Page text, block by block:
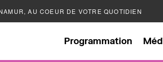
, AU COEUR DE VOTRE QUOTIDIEN
Programmation